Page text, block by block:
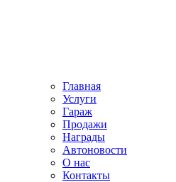
Главная
Услуги
Гараж
Продажи
Награды
Автоновости
О нас
Контакты